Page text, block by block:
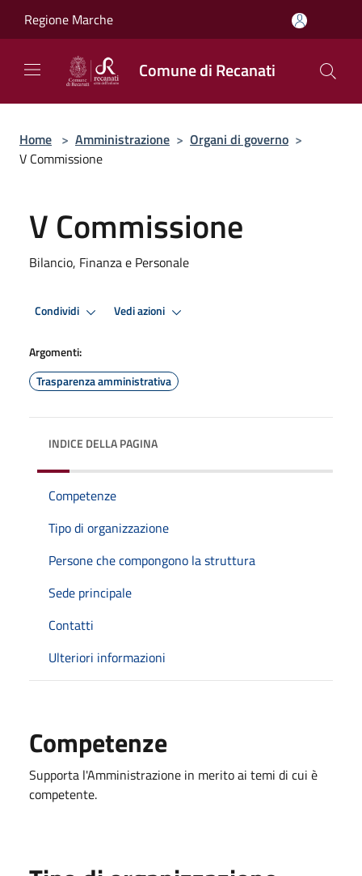
Regione Marche
Comune di Recanati
Home > Amministrazione > Organi di governo >
V Commissione
V Commissione
Bilancio, Finanza e Personale
Condividi Vedi azioni
Argomenti:
Trasparenza amministrativa
INDICE DELLA PAGINA
Competenze
Tipo di organizzazione
Persone che compongono la struttura
Sede principale
Contatti
Ulteriori informazioni
Competenze
Supporta l'Amministrazione in merito ai temi di cui è
competente.